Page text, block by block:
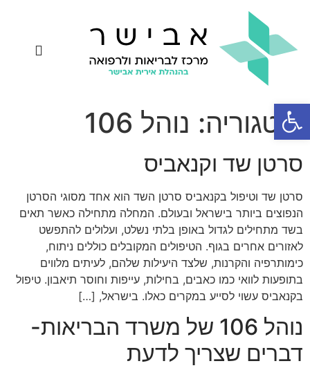
קטגוריה: נוהל 106
סרטן שד וקנאביס
סרטן שד וטיפול בקנאביס סרטן השד הוא אחד מסוגי הסרטן
הנפוצים ביותר בישראל ובעולם. המחלה מתחילה כאשר תאים
בשד מתחילים לגדול באופן בלתי נשלט, ועלולים להתפשט
לאזורים אחרים בגוף. הטיפולים המקובלים כוללים ניתוח,
כימותרפיה והקרנות, שלצד היעילות שלהם, לעיתים מלווים
בתופעות לוואי כמו כאבים, בחילות, עייפות וחוסר תיאבון. טיפול
בקנאביס עשוי לסייע במקרים כאלו. בישראל, […]
נוהל 106 של משרד הבריאות-
דברים שצריך לדעת
פתח סרגל נגישות